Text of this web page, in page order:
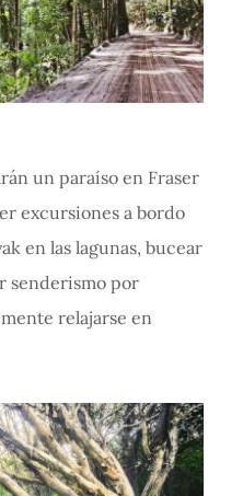
un paraíso en Fraser
excursiones a bordo
en las lagunas, bucear
senderismo por
relajarse en